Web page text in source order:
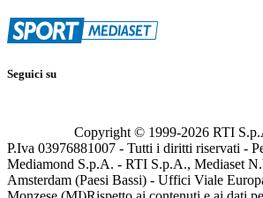
Seguici su
Copyright © 1999-2026 RTI
P.Iva 03976881007 - Tutti i diritti riservati -
Mediamond S.p.A. - RTI S.p.A., Mediaset
Amsterdam (Paesi Bassi) - Uffici Viale